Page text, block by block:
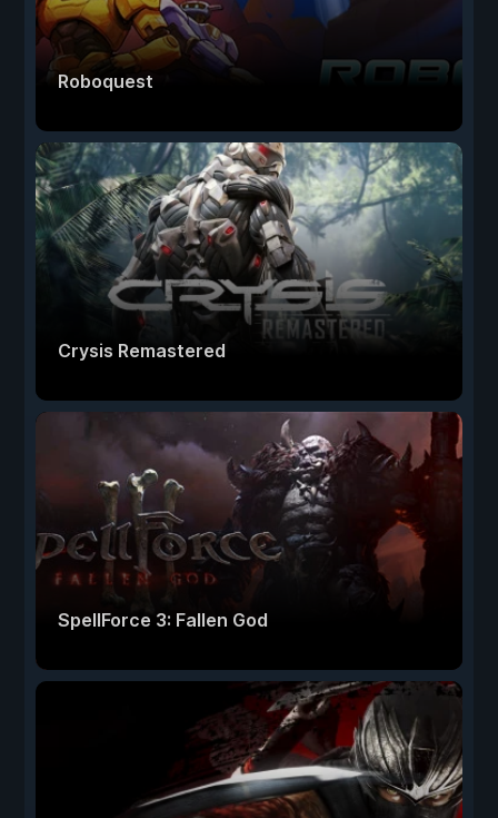
Roboquest
Crysis Remastered
SpellForce 3: Fallen God